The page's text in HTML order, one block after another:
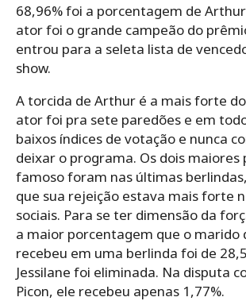
68,96% foi a porcentagem de Arthur
ator foi o grande campeão do
entrou para a seleta lista de
show.
A torcida de Arthur é a mais forte do
ator foi pra sete paredões e em
baixos índices de votação e nunca
deixar o programa. Os dois maiores
famoso foram nas últimas
que sua rejeição estava mais forte
sociais. Para se ter dimensão da
a maior porcentagem que o marido
recebeu em uma berlinda foi de
Jessilane foi eliminada. Na disputa
Picon, ele recebeu apenas 1,77%.